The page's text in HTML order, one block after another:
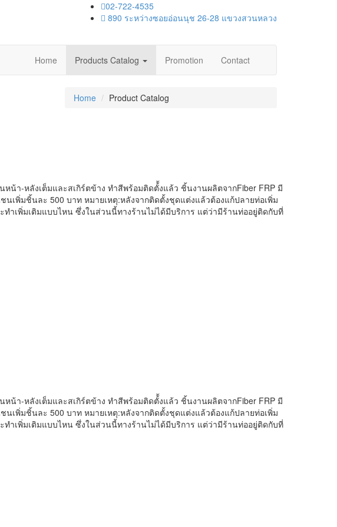
02-722-4535
890 ระหว่างซอยอ่อนนุช 26-28 แขวงสวนหลวง
Home Products Catalog Promotion Contact
Home Product Catalog
น้า-หลังเต็มและสเกิร์ตข้าง ทำสีพร้อมติดตั้้งแล้ว ชิ้นงานผลิตจากFiber FRP มี
พิ่มชิ้นละ 500 บาท หมายเหตุ:หลังจากติดตั้งชุดแต่งแล้วต้องแก้ปลายท่อเพิ่ม
ำเพิ่มเติมแบบไหน ซึ่งในส่วนนี้ทางร้านไม่ได้มีบริการ แต่ว่ามีร้านท่ออยู่ติดกับที่
น้า-หลังเต็มและสเกิร์ตข้าง ทำสีพร้อมติดตั้้งแล้ว ชิ้นงานผลิตจากFiber FRP มี
พิ่มชิ้นละ 500 บาท หมายเหตุ:หลังจากติดตั้งชุดแต่งแล้วต้องแก้ปลายท่อเพิ่ม
ำเพิ่มเติมแบบไหน ซึ่งในส่วนนี้ทางร้านไม่ได้มีบริการ แต่ว่ามีร้านท่ออยู่ติดกับที่